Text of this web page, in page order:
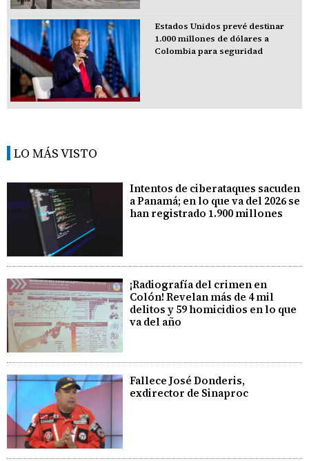
Estados Unidos prevé destinar
1.000 millones de dólares a
Colombia para seguridad
LO MÁS VISTO
Intentos de ciberataques sacuden
a Panamá; en lo que va del 2026 se
han registrado 1.900 millones
¡Radiografía del crimen en
Colón! Revelan más de 4 mil
delitos y 59 homicidios en lo que
va del año
Fallece José Donderis,
exdirector de Sinaproc